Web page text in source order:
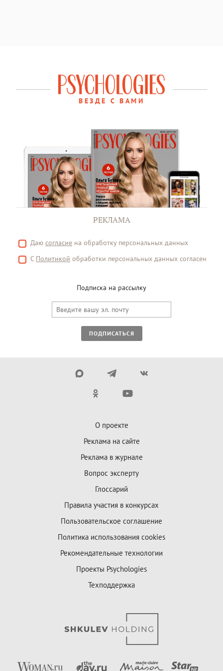
ВЕЗДЕ С ВАМИ
РЕКЛАМА
Даю согласие на обработку персональных данных
С Политикой обработки персональных данных согласен
Подписка на рассылку
ПОДПИСАТЬСЯ
О проекте
Реклама на сайте
Реклама в журнале
Вопрос эксперту
Глоссарий
Правила участия в конкурсах
Пользовательское соглашение
Политика использования cookies
Рекомендательные технологии
Проекты Psychologies
Техподдержка